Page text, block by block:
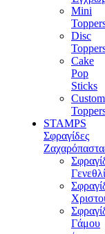
Mini
Disc
Cake
Pop
Sticks
Custom
STAMPS
Σφραγίδες
Γάμου